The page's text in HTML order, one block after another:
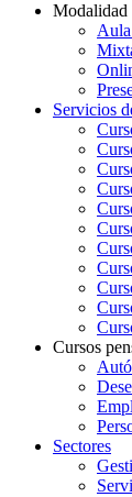
Modalidad
Servicios
Cursos
Sectores